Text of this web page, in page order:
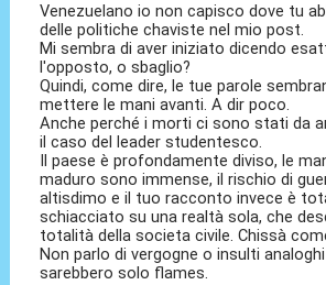
Venezuelano io non capisco dove tu
delle politiche chaviste nel mio post.
Mi sembra di aver iniziato dicendo
l'opposto, o sbaglio?
Quindi, come dire, le tue parole
mettere le mani avanti. A dir poco.
Anche perché i morti ci sono stati da
il caso del leader studentesco.
Il paese è profondamente diviso, le
maduro sono immense, il rischio di
altisdimo e il tuo racconto invece è
schiacciato su una realtà sola, che
totalità della societa civile. Chissà
Non parlo di vergogne o insulti
sarebbero solo flames.